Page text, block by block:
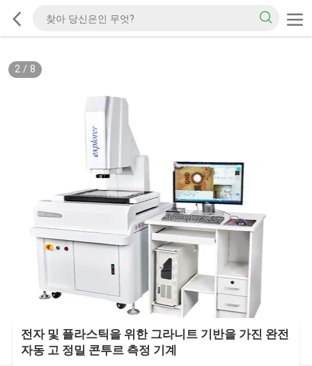
2/ 8
전자 및 플라스틱을 위한 그라니트 기반을 가진 완전
자동 고 정밀 콘투르 측정 기계